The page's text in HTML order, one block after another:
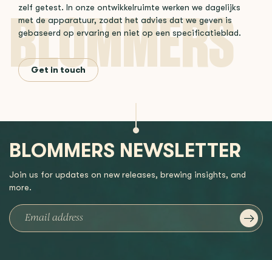
zelf getest. In onze ontwikkelruimte werken we dagelijks
met de apparatuur, zodat het advies dat we geven is
gebaseerd op ervaring en niet op een specificatieblad.
Get in touch
BLOMMERS NEWSLETTER
Join us for updates on new releases, brewing insights, and
more.